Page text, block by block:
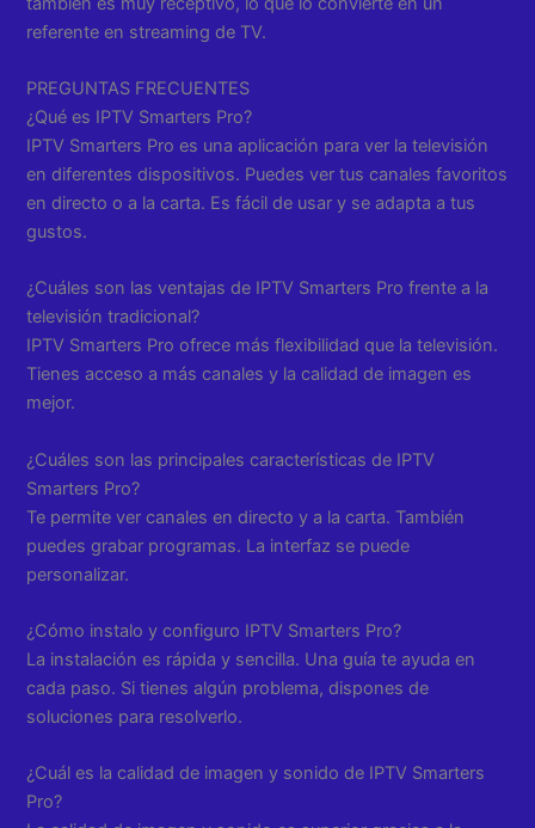
referente en streaming de TV.
PREGUNTAS FRECUENTES
¿Qué es IPTV Smarters Pro?
IPTV Smarters Pro es una aplicación para ver la televisión
en diferentes dispositivos. Puedes ver tus canales favoritos
en directo o a la carta. Es fácil de usar y se adapta a tus
gustos.
¿Cuáles son las ventajas de IPTV Smarters Pro frente a la
televisión tradicional?
IPTV Smarters Pro ofrece más flexibilidad que la televisión.
Tienes acceso a más canales y la calidad de imagen es
mejor.
¿Cuáles son las principales características de IPTV
Smarters Pro?
Te permite ver canales en directo y a la carta. También
puedes grabar programas. La interfaz se puede
personalizar.
¿Cómo instalo y configuro IPTV Smarters Pro?
La instalación es rápida y sencilla. Una guía te ayuda en
cada paso. Si tienes algún problema, dispones de
soluciones para resolverlo.
¿Cuál es la calidad de imagen y sonido de IPTV Smarters
Pro?